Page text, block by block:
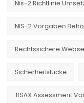
Nis-2 Richtlinie
NIS-2 Vorgaben
Rechtssichere
Sicherheitslücke
TISAX Assessment